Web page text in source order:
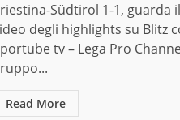
Südtirol 1-1, guarda il
degli highlights su Blitz
tv – Lega Pro
Read More